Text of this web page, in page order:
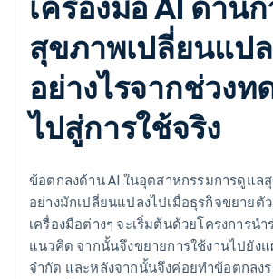
สุขภาพเปลี่ยนแป
อย่างไรจากช่วงท
ไปสู่การใช้จริง
ข้อตกลงด้าน AI ในอุตสาหกรรมการดูแล
อย่างมักเปลี่ยนแปลงไปเมื่อธุรกิจขยายตั
เครื่องมือต่างๆ จะเริ่มต้นด้วยโครงการน
แนวคิด จากนั้นจึงขยายการใช้งานไปยังแ
จำกัด และหลังจากนั้นจึงค่อยทำข้อตกลง